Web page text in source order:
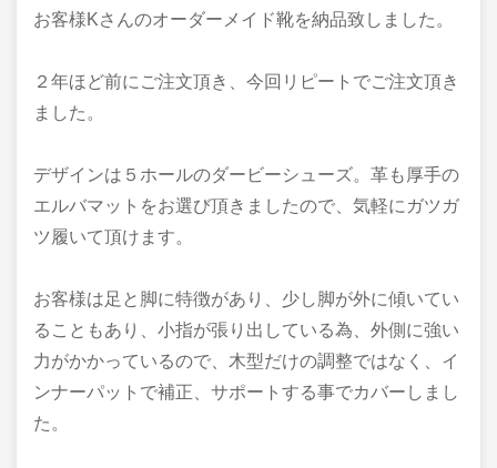
お客様Kさんのオーダーメイド靴を納品致しました。
２年ほど前にご注文頂き、今回リピートでご注文頂き
ました。
デザインは５ホールのダービーシューズ。革も厚手の
エルバマットをお選び頂きましたので、気軽にガツガ
ツ履いて頂けます。
お客様は足と脚に特徴があり、少し脚が外に傾いてい
ることもあり、小指が張り出している為、外側に強い
力がかかっているので、木型だけの調整ではなく、イ
ンナーパットで補正、サポートする事でカバーしまし
た。